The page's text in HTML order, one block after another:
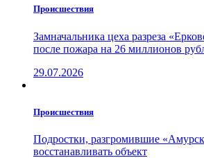
Проиcшествия
Замначальника цеха разреза
после пожара на 26 миллионов
29.07.2026
Проиcшествия
Подростки, разгромившие
восстанавливать объект